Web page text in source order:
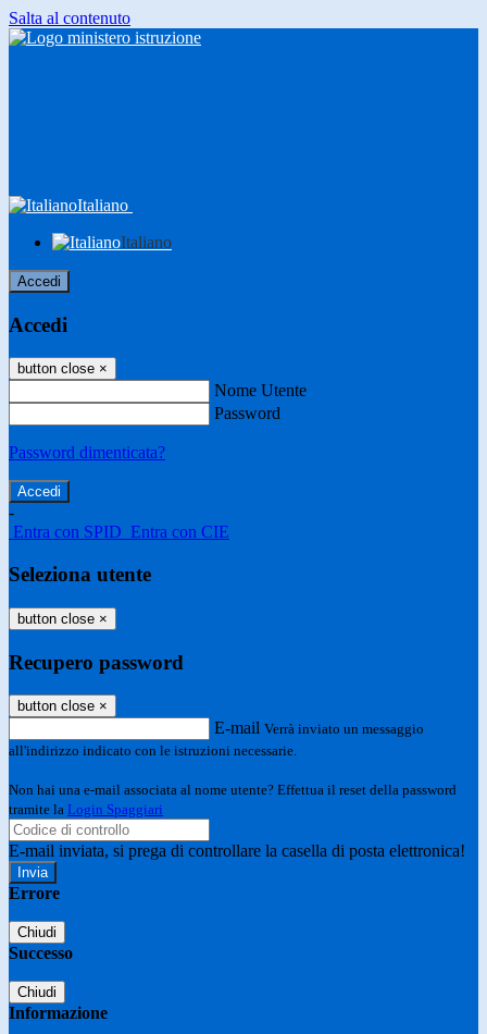
Salta al contenuto
Italiano
Italiano
Accedi
Accedi
button close ×
Nome Utente
Password
Password dimenticata?
-
Entra con SPID Entra con CIE
Seleziona utente
button close ×
Recupero password
button close ×
E-mail Verrà inviato un messaggio
all'indirizzo indicato con le istruzioni necessarie.
Non hai una e-mail associata al nome utente? Effettua il reset della password
tramite la Login Spaggiari
E-mail inviata, si prega di controllare la casella di posta elettronica!
Errore
Chiudi
Successo
Chiudi
Informazione